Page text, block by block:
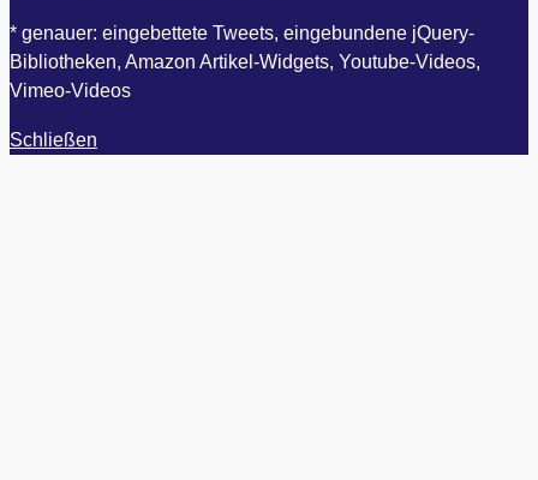
* genauer: eingebettete Tweets, eingebundene jQuery-
Bibliotheken, Amazon Artikel-Widgets, Youtube-Videos,
Vimeo-Videos
Schließen